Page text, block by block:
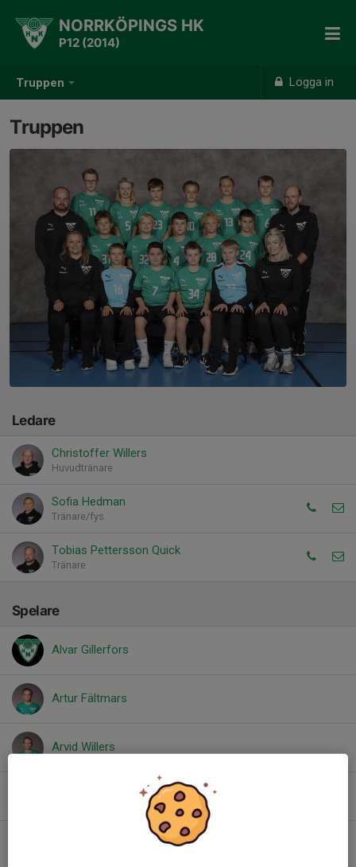
Truppen Logga in
NORRKÖPINGS HK
P12 (2014)
Truppen
Ledare
Christoffer Willers
Huvudtränare
Sofia Hedman
Tränare/fys
Tobias Pettersson Quick
Tränare
Spelare
Alvar Gillerfors
Artur Fältmars
Arvid Willers